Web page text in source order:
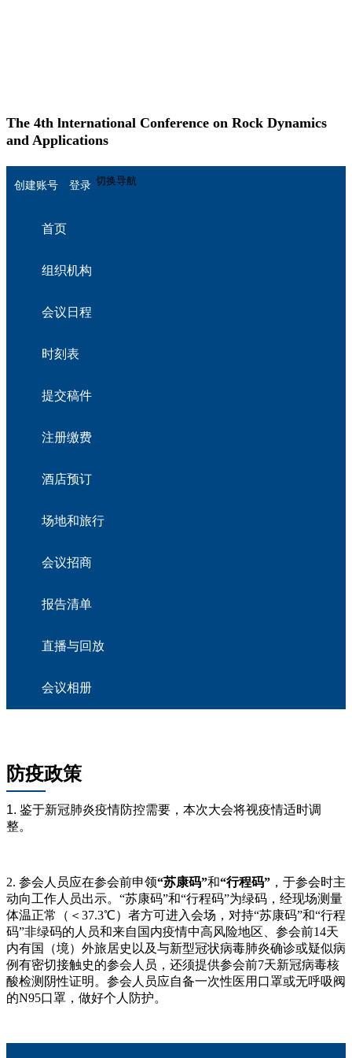
The 4th lnternational Conference on Rock Dynamics
and Applications
切换导航
创建账号 登录
首页
组织机构
会议日程
时刻表
提交稿件
注册缴费
酒店预订
场地和旅行
会议招商
报告清单
直播与回放
会议相册
防疫政策
1. 鉴于新冠肺炎疫情防控需要，本次大会将视疫情适时调
整。
2. 参会人员应在参会前申领“苏康码”和“行程码” ，于参会时主
动向工作人员出示。“苏康码”和“行程码”为绿码，经现场测量
体温正常（＜37.3℃）者方可进入会场，对持“苏康码”和“行程
码”非绿码的人员和来自国内疫情中高风险地区、参会前14天
内有国（境）外旅居史以及与新型冠状病毒肺炎确诊或疑似病
例有密切接触史的参会人员，还须提供参会前7天新冠病毒核
酸检测阴性证明。参会人员应自备一次性医用口罩或无呼吸阀
的N95口罩，做好个人防护。